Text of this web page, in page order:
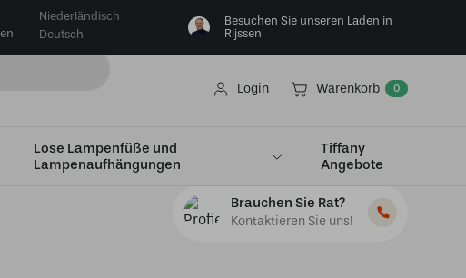
Niederländisch
Deutsch
Besuchen Sie unseren Laden in
Rijssen
Login Warenkorb 0
Lose Lampenfüße und
Lampenaufhängungen
Tiffany
Angebote
Brauchen Sie Rat?
Kontaktieren Sie uns!